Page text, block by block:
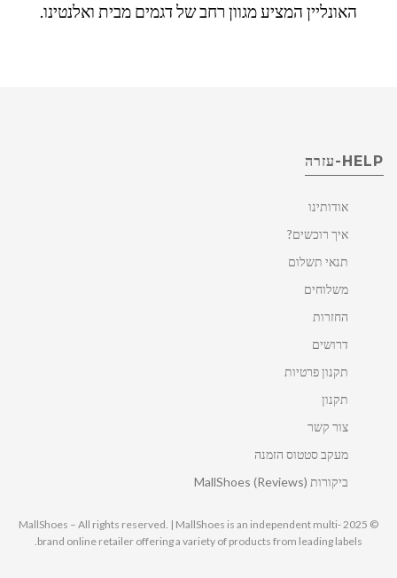
האונליין המציע מגוון רחב של דגמים מבית ואלנטינו.
HELP-עזרה
אודותינו
איך רוכשים?
תנאי תשלום
משלוחים
החזרות
דרושים
תקנון פרטיות
תקנון
צור קשר
מעקב סטטוס הזמנה
ביקורות MallShoes (Reviews)
© 2025 MallShoes – All rights reserved. | MallShoes is an independent multi-
brand online retailer offering a variety of products from leading labels.